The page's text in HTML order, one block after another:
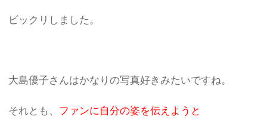
ビックリしました。
大島優子さんはかなりの写真好きみたいですね。
それとも、 ファンに自分の姿を伝えようと